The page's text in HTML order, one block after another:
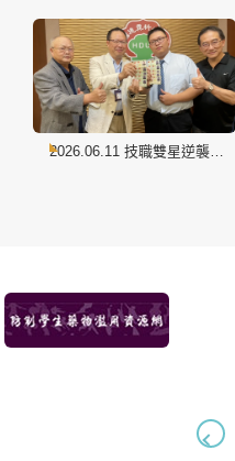
圓夢榮耀時刻！「世界青年廚
神」洪以萱致謝林謝罕見董事
長
2026.06.11 技職雙星逆襲人